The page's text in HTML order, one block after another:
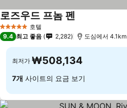
5 성급 호텔
로즈우드 프놈 펜
9.4 최고 좋음 2,282 도심에서 4.1km
최저가 ₩508,134
7개 사이트의 요금 보기